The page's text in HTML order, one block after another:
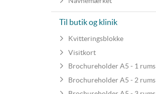
Til butik og klinik
Kvitteringsblokke
Visitkort
Brochureholder A5 - 1 rums
Brochureholder A5 - 2 rums